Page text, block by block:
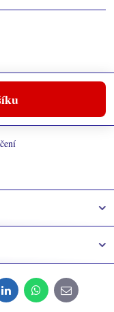
LinkedInWhatsApp
E-
mail